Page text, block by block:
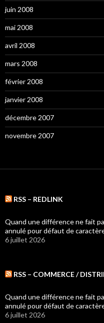
juin 2008
mai 2008
avril 2008
mars 2008
février 2008
janvier 2008
décembre 2007
novembre 2007
RSS – REDLINK
Quand une différence ne fait
annulé pour défaut de
6 juillet 2026
RSS – COMMERCE /
Quand une différence ne fait
annulé pour défaut de
6 juillet 2026